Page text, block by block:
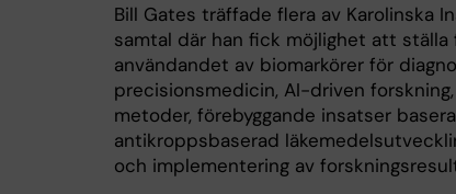
Bill Gates träffade flera av Karolinska
samtal där han fick möjlighet att ställa
användandet av biomarkörer för
precisionsmedicin, AI-driven
metoder, förebyggande insatser
antikroppsbaserad
och implementering av